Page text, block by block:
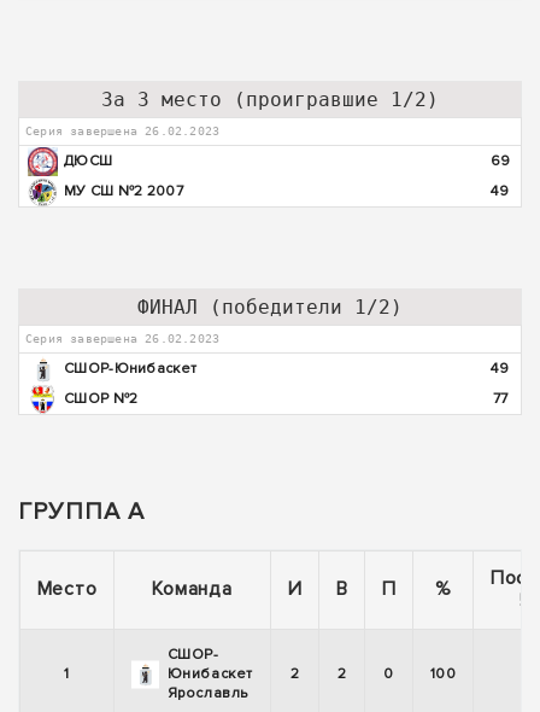
За 3 место (проигравшие 1/2)
Серия завершена 26.02.2023
ДЮСШ
69
МУ СШ №2 2007
49
ФИНАЛ (победители 1/2)
Серия завершена 26.02.2023
СШОР-Юнибаскет
49
СШОР №2
77
ГРУППА А
Место Команда И В П %
5
1
СШОР-
Юнибаскет
Ярославль
2 2 0 100